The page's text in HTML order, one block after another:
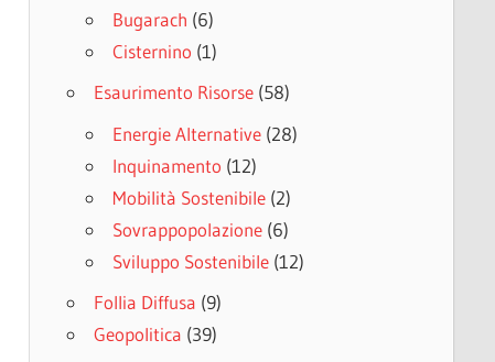
Bugarach (6)
Cisternino (1)
Esaurimento Risorse(58)
Energie Alternative(28)
Inquinamento (12)
Mobilità Sostenibile(2)
Sovrappopolazione(6)
Sviluppo Sostenibile(12)
Follia Diffusa (9)
Geopolitica (39)